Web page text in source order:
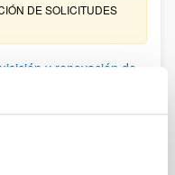
DE SOLICITUDES
y renovación de
en la
provisional de